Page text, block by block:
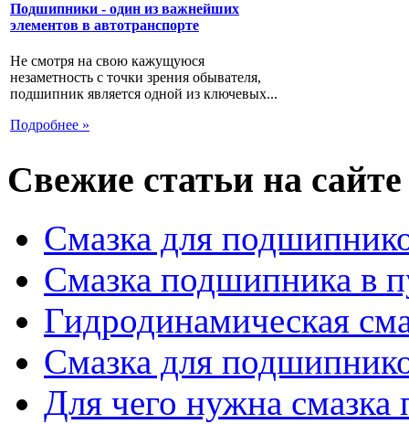
Подшипники - один из важнейших
элементов в автотранспорте
Не смотря на свою кажущуюся
незаметность с точки зрения обывателя,
подшипник является одной из ключевых...
Подробнее »
Свежие статьи на сайте
Смазка для
Смазка подшипника в
Гидродинамическая
Смазка для
Для чего нужна